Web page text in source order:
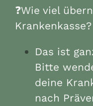
❓Wie viel
Krankenkasse?
Das ist
Bitte
deine
nach